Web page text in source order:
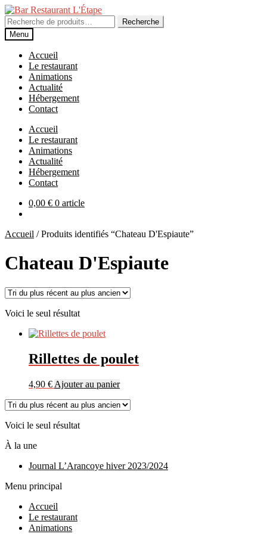
Aller
à
la
navigation
Aller
au
contenu
Recherche
pour :
Recherche
Menu
Accueil
Le restaurant
Animations
Actualité
Hébergement
Contact
Accueil
Le restaurant
Animations
Actualité
Hébergement
Contact
0,00 € 0 article
Accueil /Produits identifiés “Chateau D'Espiaute”
Chateau D'Espiaute
Voici le seul résultat
Rillettes de poulet
4,90 € Ajouter au panier
Voici le seul résultat
À la une
Journal L’Arancoye hiver 2023/2024
Menu principal
Accueil
Le restaurant
Animations